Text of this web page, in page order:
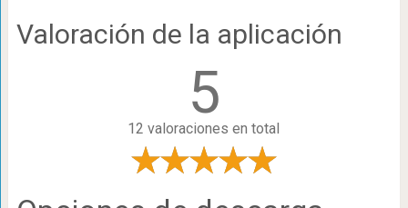
Valoración de la aplicación
5
12 valoraciones en total